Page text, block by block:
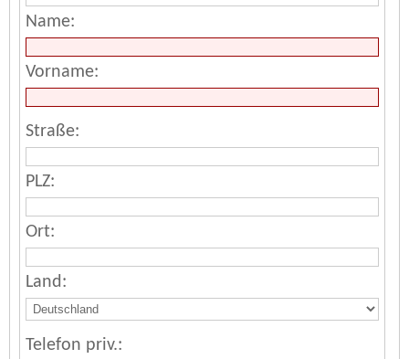
Name:
Vorname:
Straße:
PLZ:
Ort:
Land:
Telefon priv.: